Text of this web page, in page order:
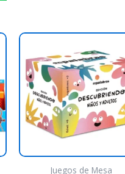
Juegos de Mesa